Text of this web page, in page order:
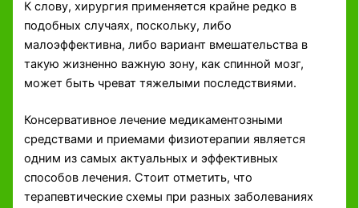
К слову, хирургия применяется крайне редко в
подобных случаях, поскольку, либо
малоэффективна, либо вариант вмешательства в
такую жизненно важную зону, как спинной мозг,
может быть чреват тяжелыми последствиями.
Консервативное лечение медикаментозными
средствами и приемами физиотерапии является
одним из самых актуальных и эффективных
способов лечения. Стоит отметить, что
терапевтические схемы при разных заболеваниях